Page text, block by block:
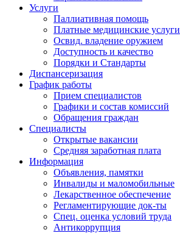
Услуги
Паллиативная помощь
Платные медицинские услуги
Освид. владение оружием
Доступность и качество
Порядки и Cтандарты
Диспансеризация
График работы
Прием специалистов
Графики и состав комиссий
Обращения граждан
Специалисты
Открытые вакансии
Средняя заработная плата
Информация
Объявления, памятки
Инвалиды и маломобильные
Лекарственное обеспечение
Регламентирующие док-ты
Спец. оценка условий труда
Антикоррупция